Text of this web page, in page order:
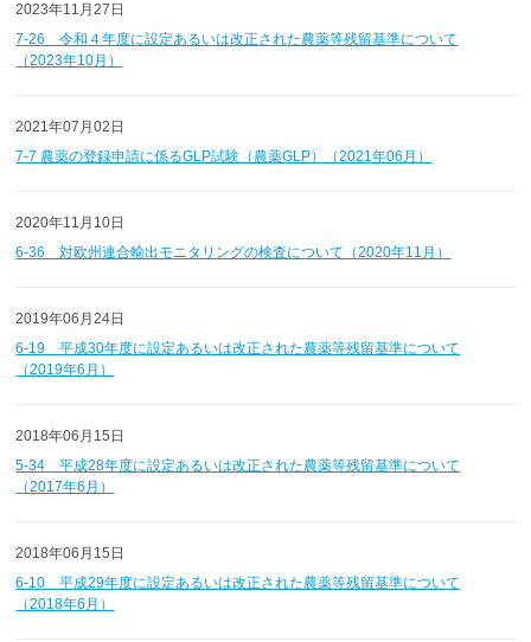
2023年11月27日
7-26 令和４年度に設定あるいは改正された農薬等残留基準について
（2023年10月）
2021年07月02日
7-7 農薬の登録申請に係るGLP試験（農薬GLP）（2021年06月）
2020年11月10日
6-36 対欧州連合輸出モニタリングの検査について（2020年11月）
2019年06月24日
6-19 平成30年度に設定あるいは改正された農薬等残留基準について
（2019年6月）
2018年06月15日
5-34 平成28年度に設定あるいは改正された農薬等残留基準について
（2017年6月）
2018年06月15日
6-10 平成29年度に設定あるいは改正された農薬等残留基準について
（2018年6月）